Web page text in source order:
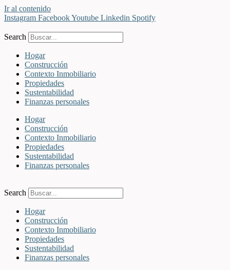
Ir al contenido
Instagram FacebookYoutube Linkedin Spotify
Search
Hogar
Construcción
Contexto Inmobiliario
Propiedades
Sustentabilidad
Finanzas personales
Hogar
Construcción
Contexto Inmobiliario
Propiedades
Sustentabilidad
Finanzas personales
Search
Hogar
Construcción
Contexto Inmobiliario
Propiedades
Sustentabilidad
Finanzas personales